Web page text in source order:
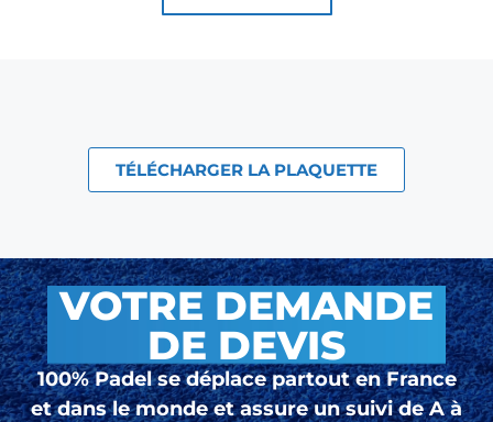
TÉLÉCHARGER LA PLAQUETTE
VOTRE DEMANDE
DE DEVIS
100% Padel se déplace partout en France
et dans le monde et assure un suivi de A à